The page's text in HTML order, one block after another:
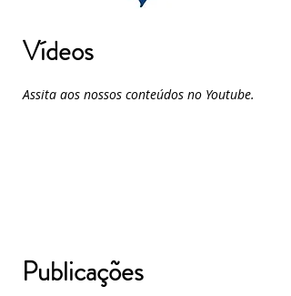
Vídeos
Assita aos nossos conteúdos no Youtube.
Publicações